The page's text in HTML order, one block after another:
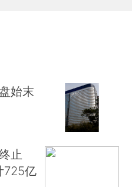
始末
止
725亿